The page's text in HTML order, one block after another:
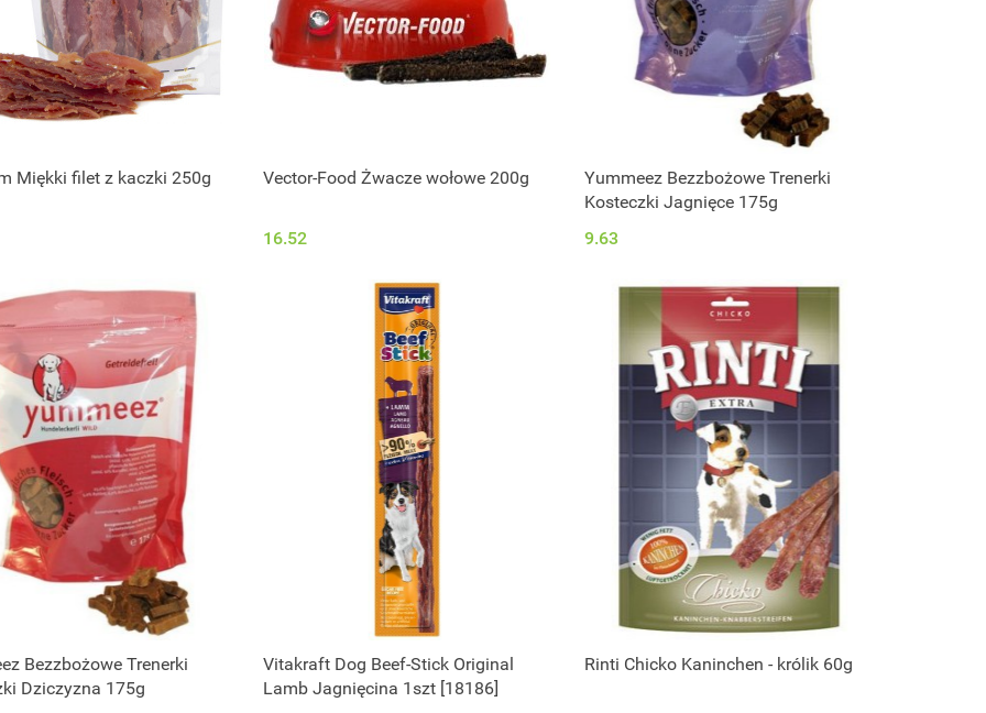
Miękki filet z kaczki 250g Vector-Food Żwacze wołowe 200g
16.52
Yummeez Bezzbożowe Trenerki
Kosteczki Jagnięce 175g
9.63
Bezzbożowe Trenerki
Dziczyzna 175g
Vitakraft Dog Beef-Stick Original
Lamb Jagnięcina 1szt [18186]
Rinti Chicko Kaninchen - królik 60g